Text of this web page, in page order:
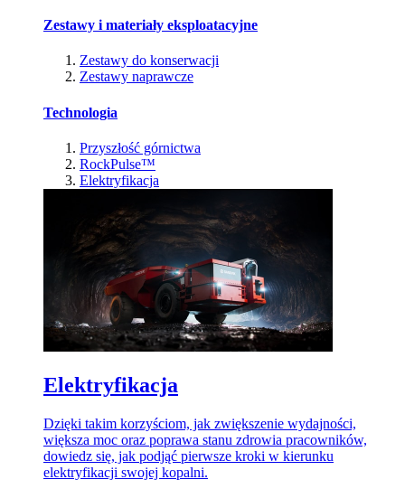
Zestawy i materiały eksploatacyjne
Zestawy do konserwacji
Zestawy naprawcze
Technologia
Przyszłość górnictwa
RockPulse™
Elektryfikacja
Elektryfikacja
Dzięki takim korzyściom, jak zwiększenie wydajności,
większa moc oraz poprawa stanu zdrowia pracowników,
dowiedz się, jak podjąć pierwsze kroki w kierunku
elektryfikacji swojej kopalni.